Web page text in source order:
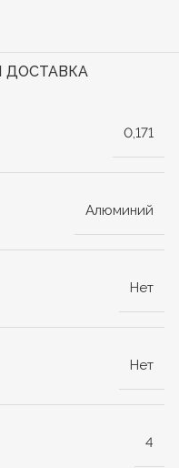
ДОСТАВКА
0,171
Алюминий
Нет
Нет
4